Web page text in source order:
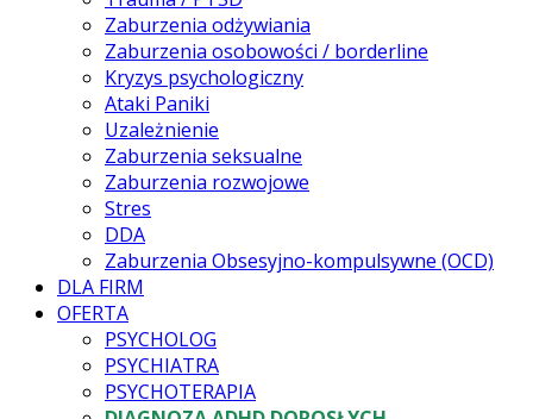
Zaburzenia odżywiania
Zaburzenia osobowości / borderline
Kryzys psychologiczny
Ataki Paniki
Uzależnienie
Zaburzenia seksualne
Zaburzenia rozwojowe
Stres
DDA
Zaburzenia Obsesyjno-kompulsywne (OCD)
DLA FIRM
OFERTA
PSYCHOLOG
PSYCHIATRA
PSYCHOTERAPIA